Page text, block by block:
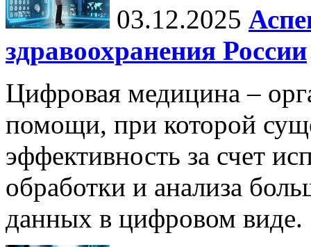
03.12.2025
здравоохранения России
Цифровая медицина –
помощи, при которой
эффективность за счет
обработки и анализа
данных в цифровом виде.